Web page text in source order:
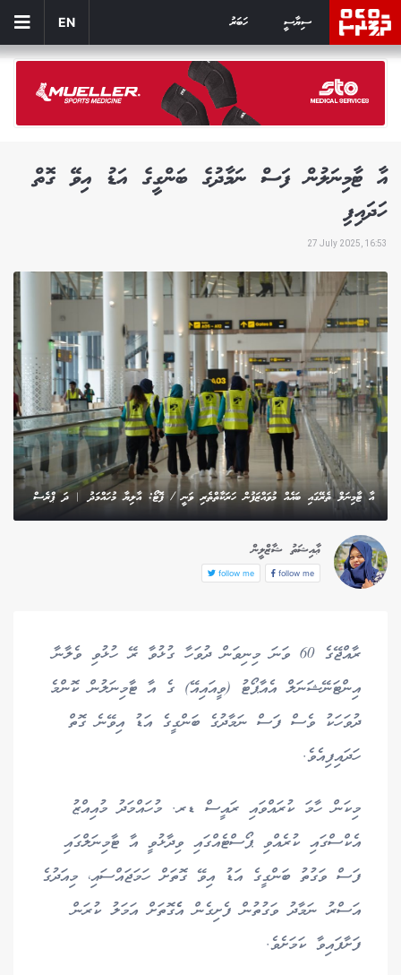
ސިޔާސީ ހަބަރު EN
އާ ޓާމިނަލުން ފަސް ނަމާދުގެ ބަންގީގެ އަޑު އިވޭ ގޮތް
ހަދައިފި
27 July 2025, 16:53
އާ ޓާމިނަލް ތެރޭގައި ބައެއް މުވައްޒަފުން ހަރަކާތްތެރި ވަނީ / ފޮޓޯ: އާލިޔާ މުހައްމަދު | ދަ ޕްރެސް
ޢާއިޝަތު ޝާޒްލީން
follow me
follow me
ރާއްޖޭގެ 60 ވަނަ މިނިވަން ދުވަހާ ގުޅުވާ ރޭ ހުޅުވި ވެލާނާ
އިންޓަނޭޝަނަލް އެއާޕޯޓު (ވީއައިއޭ) ގެ އާ ޓާމިނަލުން ކޮންމެ
ދުވަހަކު ވެސް ފަސް ނަމާދުގެ ބަންގީގެ އަޑު އިވޭނެ ގޮތް
ހަދައިފިއެވެ.
މިކަން ހާމަ ކުރައްވައި ރައީސް ޑރ. މުހައްމަދު މުއިއްޒު
އެކްސްގައި ކުރެއްވި ޕޯސްޓެއްގައި ވިދާޅުވީ އާ ޓާމިނަލްގައި
ފަސް ވަގުތު ބަންގީގެ އަޑު އިވޭ ގޮތަށް ހަމަޖައްސައި، މިއަދުގެ
އަސްރު ނަމާދު ވަގުތުން ފެށިގެން އެެގޮތަށް އަމަލު ކުރަން
ފަށާފައިވާ ކަމަށެވެ.